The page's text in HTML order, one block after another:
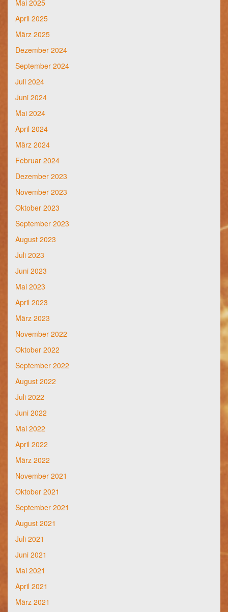
Mai 2025
April 2025
März 2025
Dezember 2024
September 2024
Juli 2024
Juni 2024
Mai 2024
April 2024
März 2024
Februar 2024
Dezember 2023
November 2023
Oktober 2023
September 2023
August 2023
Juli 2023
Juni 2023
Mai 2023
April 2023
März 2023
November 2022
Oktober 2022
September 2022
August 2022
Juli 2022
Juni 2022
Mai 2022
April 2022
März 2022
November 2021
Oktober 2021
September 2021
August 2021
Juli 2021
Juni 2021
Mai 2021
April 2021
März 2021